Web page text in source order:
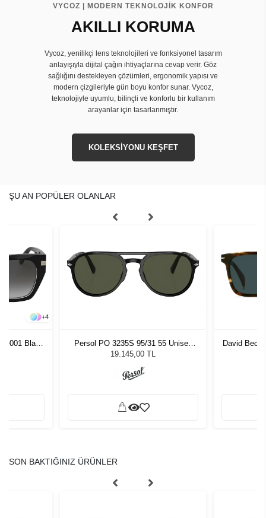
VYCOZ | MODERN TEKNOLOJİK KONFOR
AKILLI KORUMA
Vycoz, yenilikçi lens teknolojileri ve fonksiyonel tasarım
anlayışıyla dijital çağın ihtiyaçlarına cevap verir. Göz
sağlığını destekleyen çözümleri, ergonomik yapısı ve
modern çizgileriyle gün boyu konfor sunar. Vycoz,
teknolojiyle uyumlu, bilinçli ve konforlu bir kullanım
arayanlar için tasarlanmıştır.
KOLEKSİYONU KEŞFET
ŞU AN POPÜLER OLANLAR
+4
001 Black
Persol PO 3235S 95/31 55 Unisex
Güneş Gözlüğü
19.145,00 TL
David
SON BAKTIĞINIZ ÜRÜNLER